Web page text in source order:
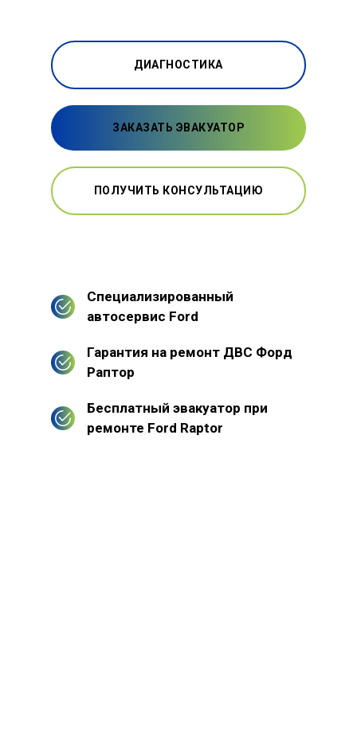
ДИАГНОСТИКА
ЗАКАЗАТЬ ЭВАКУАТОР
ПОЛУЧИТЬ КОНСУЛЬТАЦИЮ
Специализированный
автосервис Ford
Гарантия на ремонт ДВС Форд
Раптор
Бесплатный эвакуатор при
ремонте Ford Raptor